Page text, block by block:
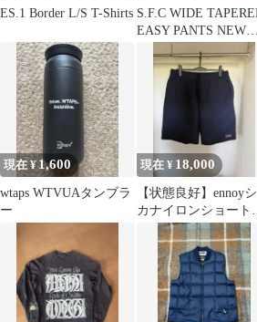
ES.1 Border L/S T-Shirts S.F.C WIDE
EASY PANTS NEW
CRISPY
現在 ¥1,600
wtaps WTVUAタンブラ
ー
現在 ¥ 18,000
【状態良好】ennoy
カナイロンショート
ンツ ネイビー XL 25ss